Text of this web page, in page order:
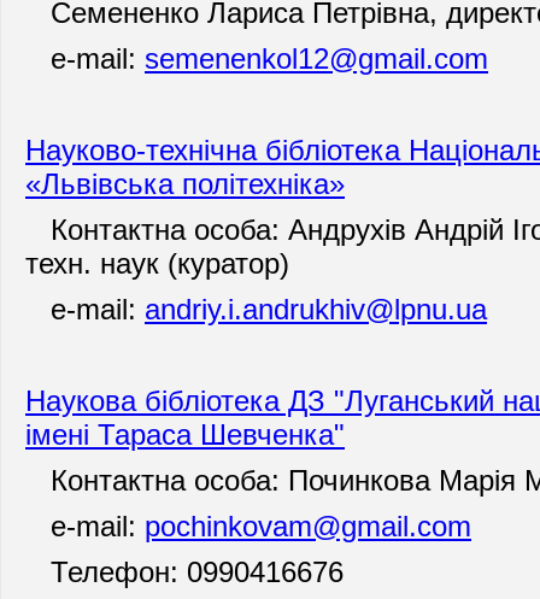
Семененко Лариса Петрівна,
e-mail: semenenkol12@gmail.com
Науково-технічна бібліотека
«Львівська політехніка»
Контактна особа: Андрухів Андрій
техн. наук (куратор)
e-mail: andriy.i.andrukhiv@lpnu.ua
Наукова бібліотека ДЗ "Луганський
імені Тараса Шевченка"
Контактна особа: Починкова Марія
e-mail: pochinkovam@gmail.com
Телефон: 0990416676